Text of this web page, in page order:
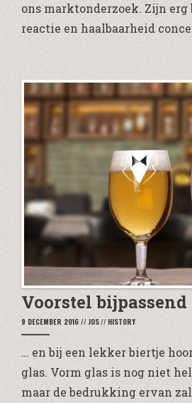
ons marktonderzoek. Zijn erg
reactie en haalbaarheid
Voorstel bijpassend
9 DECEMBER 2016 // JOS// HISTORY
… en bij een lekker biertje
glas. Vorm glas is nog niet
maar de bedrukking ervan